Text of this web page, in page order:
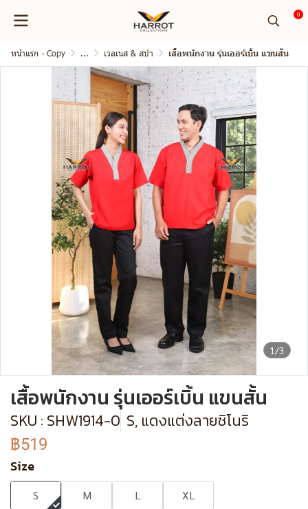
0
หน้าแรก - Copy ... เวลเนส & สปา เสื้อพนักงาน รุ่นเออร์เบิ้น แขนสั้น
1/3
เสื้อพนักงาน รุ่นเออร์เบิ้น แขนสั้น
SKU : SHW1914-0 S, แดงแต่งลายชิโนริ
฿519
Size
S M L XL